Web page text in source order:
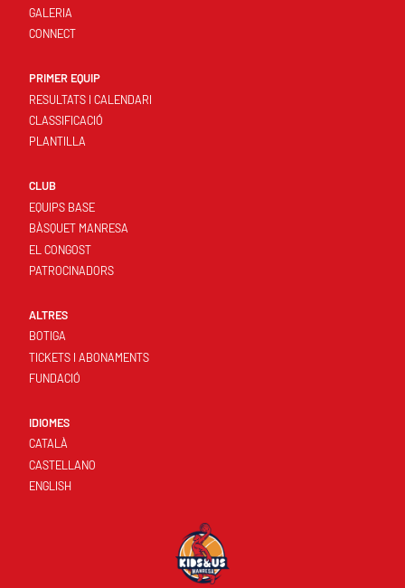
GALERIA
CONNECT
PRIMER EQUIP
RESULTATS I CALENDARI
CLASSIFICACIÓ
PLANTILLA
CLUB
EQUIPS BASE
BÀSQUET MANRESA
EL CONGOST
PATROCINADORS
ALTRES
BOTIGA
TICKETS I ABONAMENTS
FUNDACIÓ
IDIOMES
CATALÀ
CASTELLANO
ENGLISH